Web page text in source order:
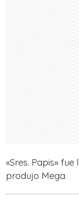
«Sres. Papis»
produjo Mega.